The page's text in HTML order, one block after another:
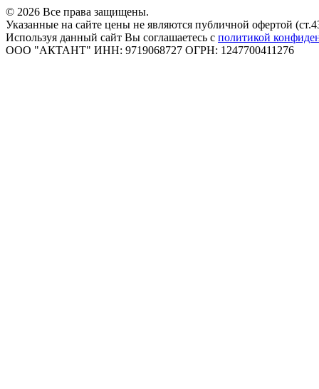
© 2026 Все права защищены.
Указанные на сайте цены не являются публичной офертой
Используя данный сайт Вы соглашаетесь с политикой
ООО "АКТАНТ" ИНН: 9719068727 ОГРН: 1247700411276